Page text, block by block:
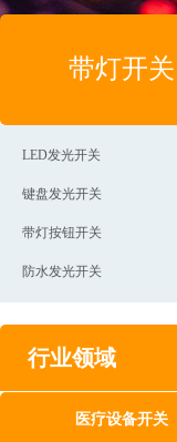
带灯开关
LED发光开关
键盘发光开关
带灯按钮开关
防水发光开关
行业领域
医疗设备开关